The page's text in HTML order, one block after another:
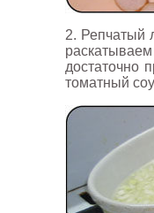
2. Репчатый
достаточно
томатный